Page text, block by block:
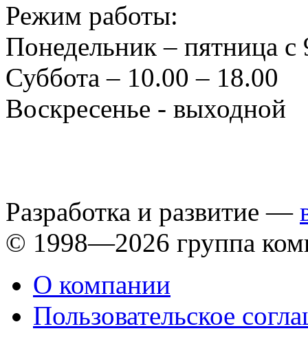
Режим работы:
Понедельник – пятница с
Суббота – 10.00 – 18.00
Воскресенье - выходной
Разработка и развитие —
© 1998—2026 группа
О компании
Пользовательское